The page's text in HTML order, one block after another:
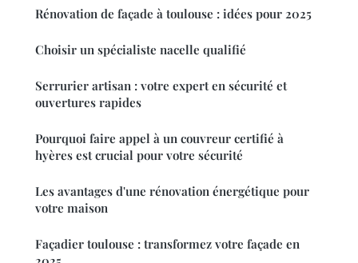
Rénovation de façade à toulouse : idées pour 2025
Choisir un spécialiste nacelle qualifié
Serrurier artisan : votre expert en sécurité et
ouvertures rapides
Pourquoi faire appel à un couvreur certifié à
hyères est crucial pour votre sécurité
Les avantages d'une rénovation énergétique pour
votre maison
Façadier toulouse : transformez votre façade en